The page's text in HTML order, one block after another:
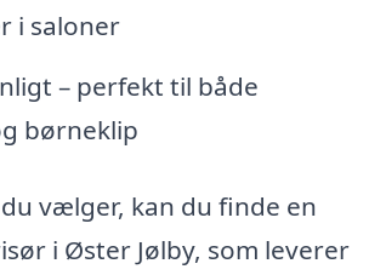
i saloner
– perfekt til både
børneklip
vælger, kan du finde en
i Øster Jølby, som leverer